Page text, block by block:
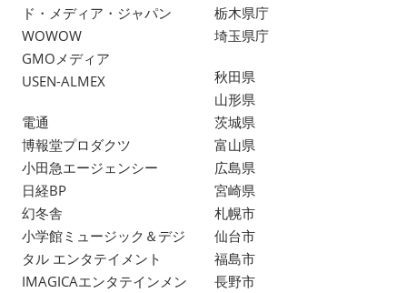
ド・メディア・ジャパン
WOWOW
GMOメディア
USEN-ALMEX
電通
博報堂プロダクツ
小田急エージェンシー
日経BP
幻冬舎
小学館ミュージック＆デジ
タル エンタテイメント
IMAGICAエンタテインメン
栃木県庁
埼玉県庁
秋田県
山形県
茨城県
富山県
広島県
宮崎県
札幌市
仙台市
福島市
長野市